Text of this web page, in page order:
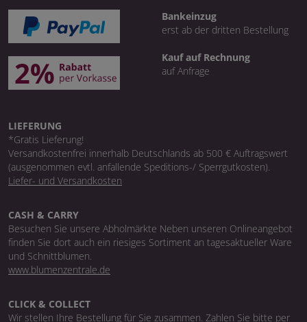
Bankeinzug
erst ab der dritten Bestellung
Kauf auf Rechnung
auf Anfrage
LIEFERUNG
*Gratis Lieferung!
Versandkostenfrei innerhalb Deutschlands ab 500 € Auftragswert
(ausgenommen evtl. anfallende Speditions-/ Sperrgutkosten).
Liefer- und Versandkosten
CASH & CARRY
Besuchen Sie unsere Abholmärkte Neben unseren Onlineangebot
finden Sie dort auch ein riesiges Sortiment an tagesaktueller Ware
und Schnittblumen.
www.blumenzentrale.de
CLICK & COLLECT
Wir stellen Ihre Bestellung für Sie zusammen. Zahlen Sie bitte per